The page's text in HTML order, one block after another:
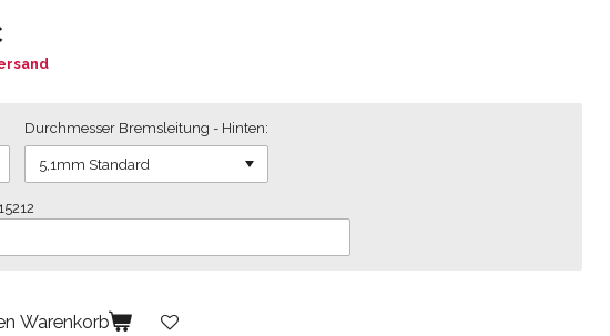
Durchmesser Bremsleitung - Hinten:
Warenkorb